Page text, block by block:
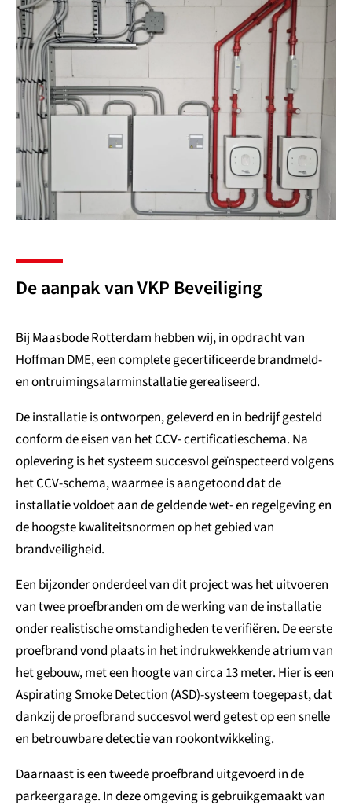
De aanpak van VKP Beveiliging
Bij Maasbode Rotterdam hebben wij, in opdracht van
Hoffman DME, een complete gecertificeerde brandmeld-
en ontruimingsalarminstallatie gerealiseerd.
De installatie is ontworpen, geleverd en in bedrijf gesteld
conform de eisen van het CCV- certificatieschema. Na
oplevering is het systeem succesvol geïnspecteerd volgens
het CCV-schema, waarmee is aangetoond dat de
installatie voldoet aan de geldende wet- en regelgeving en
de hoogste kwaliteitsnormen op het gebied van
brandveiligheid.
Een bijzonder onderdeel van dit project was het uitvoeren
van twee proefbranden om de werking van de installatie
onder realistische omstandigheden te verifiëren. De eerste
proefbrand vond plaats in het indrukwekkende atrium van
het gebouw, met een hoogte van circa 13 meter. Hier is een
Aspirating Smoke Detection (ASD)-systeem toegepast, dat
dankzij de proefbrand succesvol werd getest op een snelle
en betrouwbare detectie van rookontwikkeling.
Daarnaast is een tweede proefbrand uitgevoerd in de
parkeergarage. In deze omgeving is gebruikgemaakt van